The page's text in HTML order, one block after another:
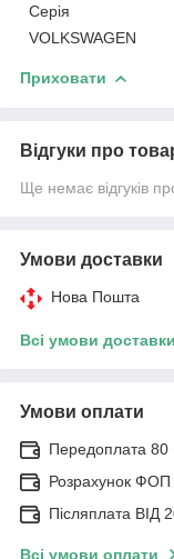
Серія
VOLKSWAGEN
Приховати
Відгуки про
Ще немає відгуків
Умови доставки
Нова Пошта
Всі умови доставки
Умови оплати
Передоплата
Розрахунок
Післяплата
Всі умови оплати